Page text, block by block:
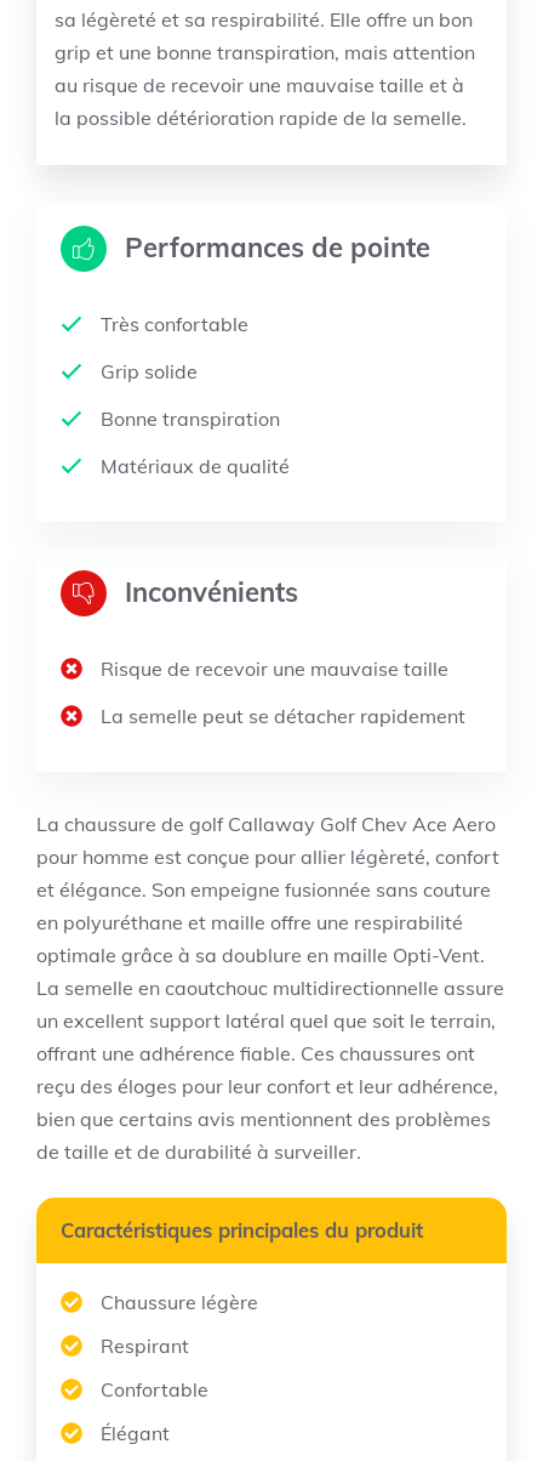
sa légèreté et sa respirabilité. Elle offre un bon
grip et une bonne transpiration, mais attention
au risque de recevoir une mauvaise taille et à
la possible détérioration rapide de la semelle.
Performances de pointe
Très confortable
Grip solide
Bonne transpiration
Matériaux de qualité
Inconvénients
Risque de recevoir une mauvaise taille
La semelle peut se détacher rapidement
La chaussure de golf Callaway Golf Chev Ace Aero
pour homme est conçue pour allier légèreté, confort
et élégance. Son empeigne fusionnée sans couture
en polyuréthane et maille offre une respirabilité
optimale grâce à sa doublure en maille Opti-Vent.
La semelle en caoutchouc multidirectionnelle assure
un excellent support latéral quel que soit le terrain,
offrant une adhérence fiable. Ces chaussures ont
reçu des éloges pour leur confort et leur adhérence,
bien que certains avis mentionnent des problèmes
de taille et de durabilité à surveiller.
Caractéristiques principales du produit
Chaussure légère
Respirant
Confortable
Élégant